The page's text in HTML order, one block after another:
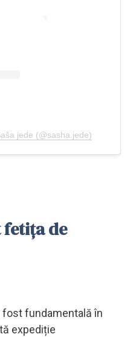
jede (@sasha.jede)
fetița de
fost fundamentală în
expediție